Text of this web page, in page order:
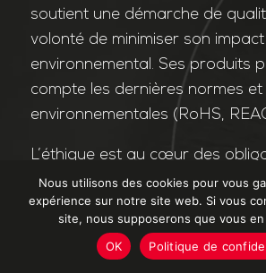
soutient une démarche de
volonté de minimiser son impact
environnemental. Ses produits
compte les dernières normes et
environnementales (RoHS,
L’éthique est au cœur des
l’entreprise et de ses valeurs.
sont conduites dans le strict
différentes lois applicables dans
de la lutte contre la corruption
Nous utilisons des cookies pour vous
expérience sur notre site web. Si vous
site, nous supposerons que vous
OK
Politique de